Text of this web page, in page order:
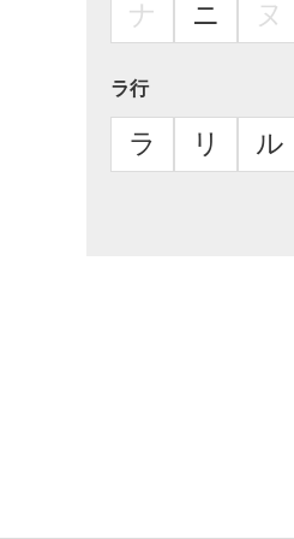
ナ ニ ヌ
ラ行
ラ リ ル